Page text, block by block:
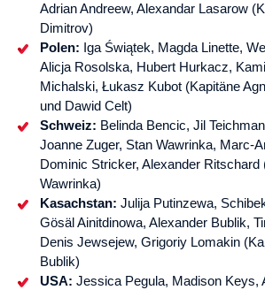
Adrian Andreew, Alexandar Lasarow
Dimitrov)
Polen: Iga Świątek, Magda Linette,
Alicja Rosolska, Hubert Hurkacz,
Michalski, Łukasz Kubot (Kapitäne
und Dawid Celt)
Schweiz: Belinda Bencic, Jil
Joanne Zuger, Stan Wawrinka, Marc-
Dominic Stricker, Alexander Ritschard
Wawrinka)
Kasachstan: Julija Putinzewa,
Gösäl Ainitdinowa, Alexander Bublik,
Denis Jewsejew, Grigoriy Lomakin
Bublik)
USA: Jessica Pegula, Madison Keys,